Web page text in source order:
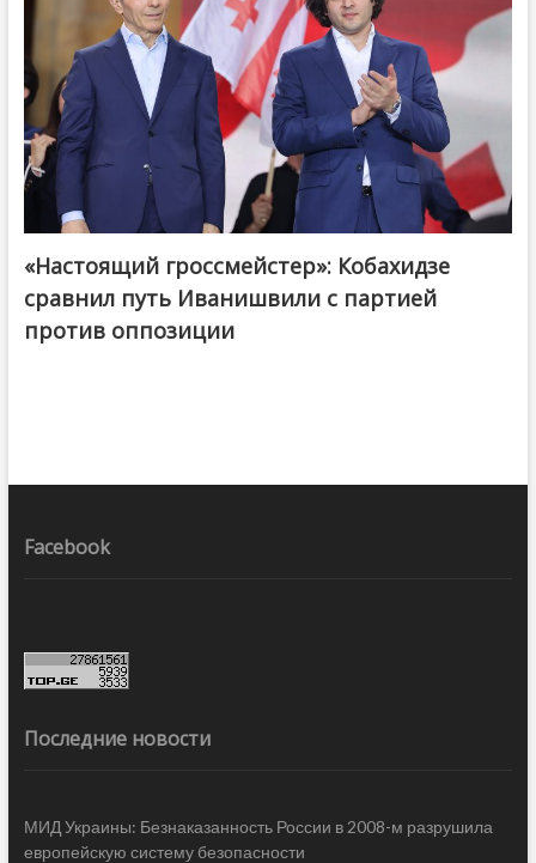
@ქართული ოცნება / Georgian Dream
«Настоящий гроссмейстер»: Кобахидзе
сравнил путь Иванишвили с партией
против оппозиции
Facebook
Последние новости
МИД Украины: Безнаказанность России в 2008-м разрушила
европейскую систему безопасности